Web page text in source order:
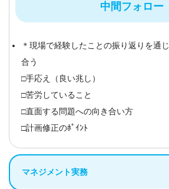
中間フォロー
＊現場で経験したことの振り返りを通
合う
□手応え（良い兆し）
□苦労していること
□直面する問題への向き合い方
□計画修正のﾎﾟｲﾝﾄ
マネジメント実務